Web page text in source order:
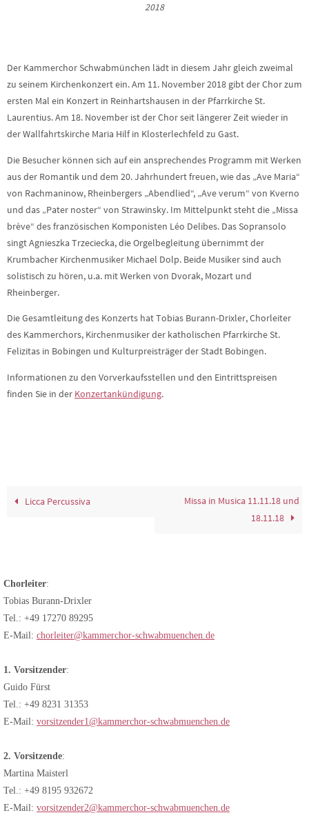
2018
Der Kammerchor Schwabmünchen lädt in diesem Jahr gleich zweimal
zu seinem Kirchenkonzert ein. Am 11. November 2018 gibt der Chor zum
ersten Mal ein Konzert in Reinhartshausen in der Pfarrkirche St.
Laurentius. Am 18. November ist der Chor seit längerer Zeit wieder in
der Wallfahrtskirche Maria Hilf in Klosterlechfeld zu Gast.
Die Besucher können sich auf ein ansprechendes Programm mit Werken
aus der Romantik und dem 20. Jahrhundert freuen, wie das „Ave Maria“
von Rachmaninow, Rheinbergers „Abendlied“, „Ave verum“ von Kverno
und das „Pater noster“ von Strawinsky. Im Mittelpunkt steht die „Missa
brève“ des französischen Komponisten Léo Delibes. Das Sopransolo
singt Agnieszka Trzeciecka, die Orgelbegleitung übernimmt der
Krumbacher Kirchenmusiker Michael Dolp. Beide Musiker sind auch
solistisch zu hören, u.a. mit Werken von Dvorak, Mozart und
Rheinberger.
Die Gesamtleitung des Konzerts hat Tobias Burann-Drixler, Chorleiter
des Kammerchors, Kirchenmusiker der katholischen Pfarrkirche St.
Felizitas in Bobingen und Kulturpreisträger der Stadt Bobingen.
Informationen zu den Vorverkaufsstellen und den Eintrittspreisen
finden Sie in der Konzertankündigung.
Licca Percussiva
Missa in Musica 11.11.18 und
18.11.18
Chorleiter:
Tobias Burann-Drixler
Tel.: +49 17270 89295
E-Mail: chorleiter@kammerchor-schwabmuenchen.de
1. Vorsitzender:
Guido Fürst
Tel.: +49 8231 31353
E-Mail: vorsitzender1@kammerchor-schwabmuenchen.de
2. Vorsitzende:
Martina Maisterl
Tel.: +49 8195 932672
E-Mail: vorsitzender2@kammerchor-schwabmuenchen.de